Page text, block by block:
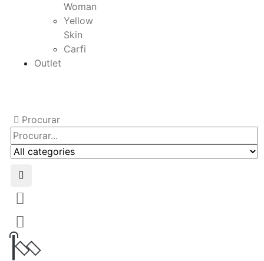
Woman
Yellow
Skin
Carfi
Outlet
Procurar